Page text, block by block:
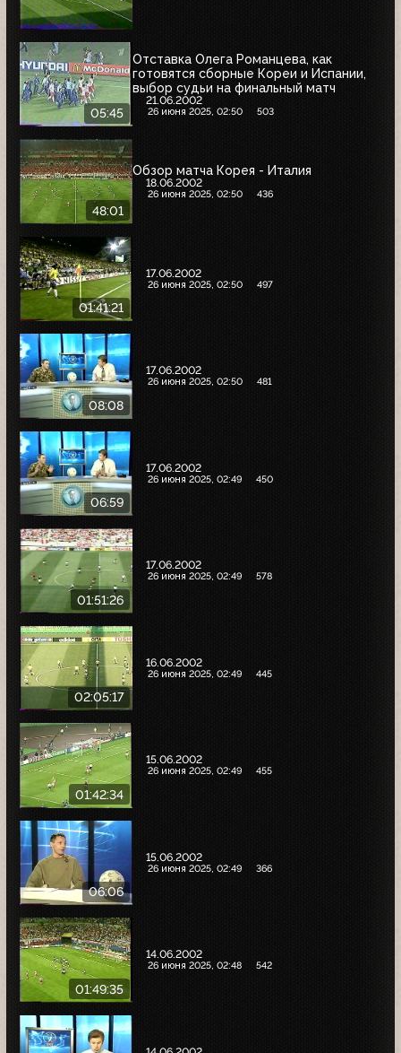
05:45
Отставка Олега Романцева, как
готовятся сборные Кореи и Испании,
выбор судьи на финальный матч
21.06.2002
26 июня 2025, 02:50 503
48:01
Обзор матча Корея - Италия
18.06.2002
26 июня 2025, 02:50 436
01:41:21
17.06.2002
26 июня 2025, 02:50 497
08:08
17.06.2002
26 июня 2025, 02:50 481
06:59
17.06.2002
26 июня 2025, 02:49 450
01:51:26
17.06.2002
26 июня 2025, 02:49 578
02:05:17
16.06.2002
26 июня 2025, 02:49 445
01:42:34
15.06.2002
26 июня 2025, 02:49 455
06:06
15.06.2002
26 июня 2025, 02:49 366
01:49:35
14.06.2002
26 июня 2025, 02:48 542